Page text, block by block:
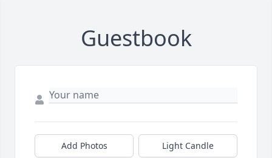
Guestbook
Add Photos Light Candle